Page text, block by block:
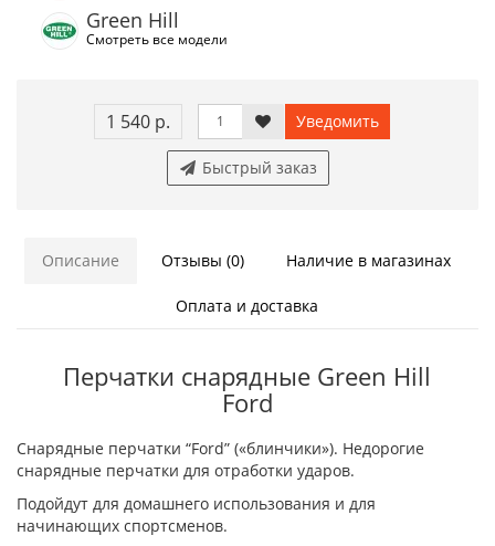
Green Hill
Смотреть все модели
1 540 р. Уведомить
Быстрый заказ
Описание Отзывы (0) Наличие в магазинах
Оплата и доставка
Перчатки снарядные Green Hill
Ford
Снарядные перчатки “Ford” («блинчики»). Недорогие
снарядные перчатки для отработки ударов.
Подойдут для домашнего использования и для
начинающих спортсменов.